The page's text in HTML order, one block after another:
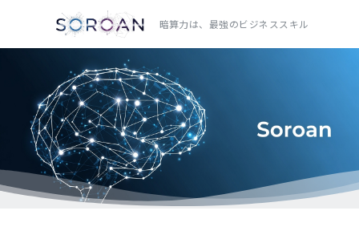
暗算力は、最強のビジネススキル